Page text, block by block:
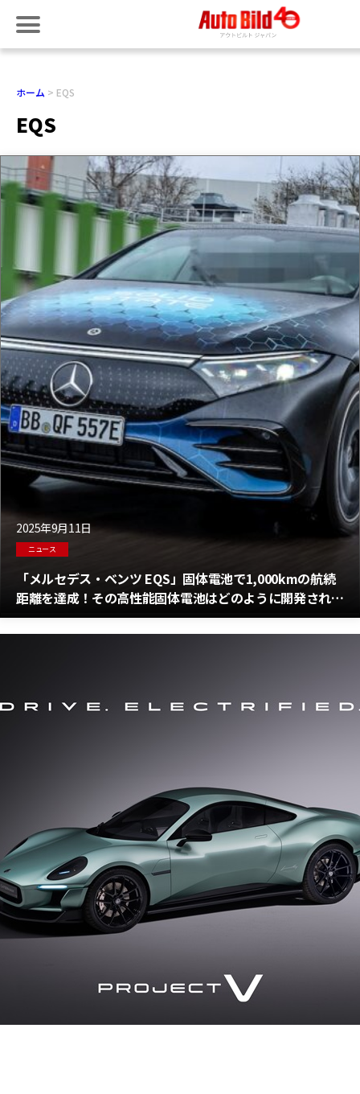
ホーム EQS
EQS
2025年9月11日
ニュース
「メルセデス・ベンツ EQS」固体電池で1,000kmの航続
距離を達成！その高性能固体電池はどのように開発された
のか？